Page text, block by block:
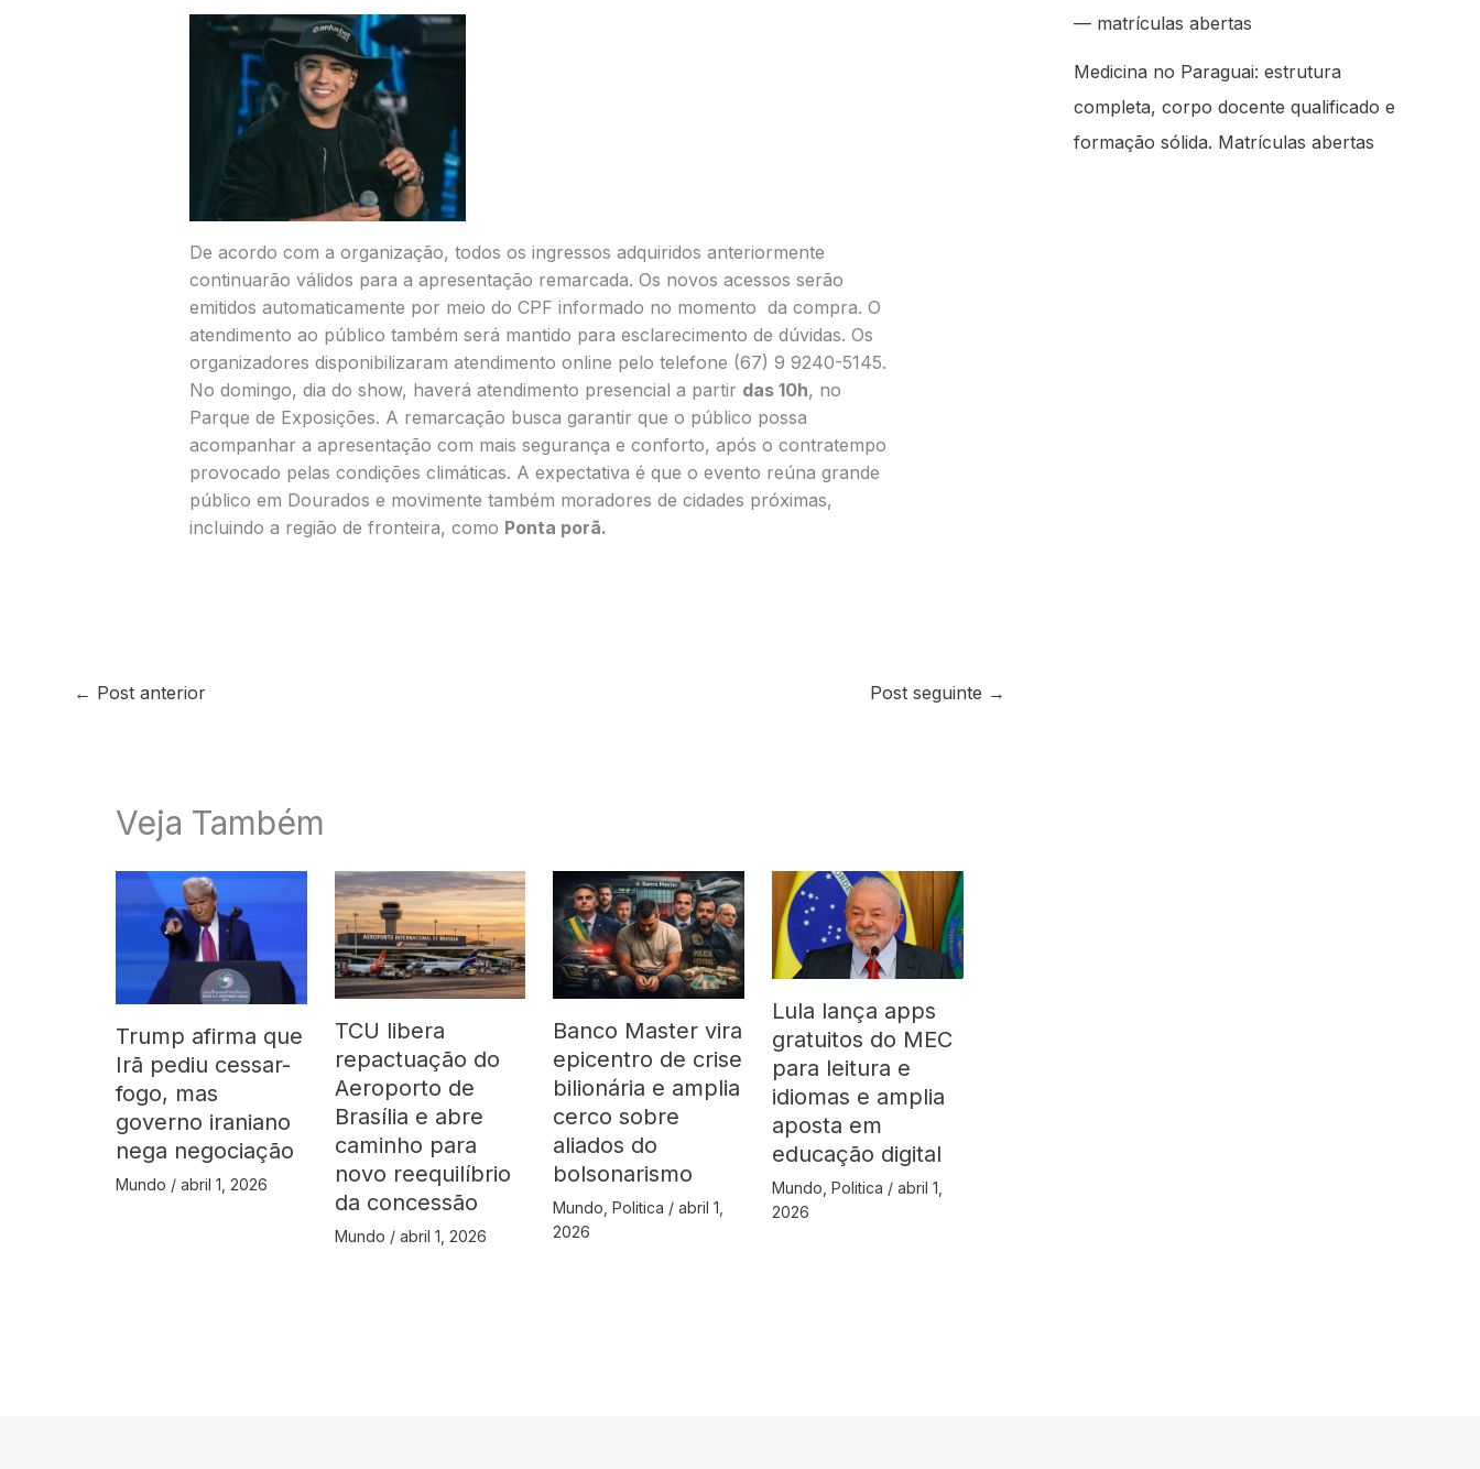
De acordo com a organização, todos os ingressos adquiridos anteriormente
continuarão válidos para a apresentação remarcada. Os novos acessos serão
emitidos automaticamente por meio do CPF informado no momento da compra. O
atendimento ao público também será mantido para esclarecimento de dúvidas. Os
organizadores disponibilizaram atendimento online pelo telefone (67) 9 9240-5145.
No domingo, dia do show, haverá atendimento presencial a partir das 10h, no
Parque de Exposições. A remarcação busca garantir que o público possa
acompanhar a apresentação com mais segurança e conforto, após o contratempo
provocado pelas condições climáticas. A expectativa é que o evento reúna grande
público em Dourados e movimente também moradores de cidades próximas,
incluindo a região de fronteira, como Ponta porã.
← Post anterior Post seguinte →
Veja Também
Trump afirma que
Irã pediu cessar-
fogo, mas
governo iraniano
nega negociação
Mundo / abril 1, 2026
TCU libera
repactuação do
Aeroporto de
Brasília e abre
caminho para
novo reequilíbrio
da concessão
Mundo / abril 1, 2026
Banco Master vira
epicentro de crise
bilionária e amplia
cerco sobre
aliados do
bolsonarismo
Mundo ,Politica /abril 1,
2026
Lula lança apps
gratuitos do MEC
para leitura e
idiomas e amplia
aposta em
educação digital
Mundo ,Politica /abril 1,
2026
— matrículas abertas
Medicina no Paraguai: estrutura
completa, corpo docente qualificado e
formação sólida. Matrículas abertas